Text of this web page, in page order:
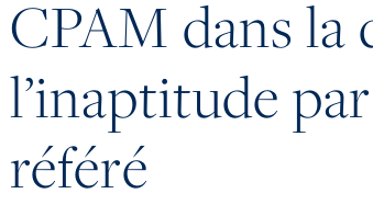
CPAM dans la
l’inaptitude
référé